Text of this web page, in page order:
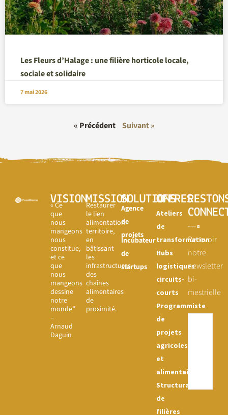
Les Fleurs d’Halage : une filière horticole locale,
sociale et solidaire
7 mai 2026
« Précédent Suivant »
VISION
« Ce
que
nous
mangeons
nous
constitue,
et ce
que
nous
mangeons
dessine
notre
monde”
–
Arnaud
Daguin
MISSION
Restaurer
le lien
alimentation-
territoire,
en
bâtissant
les
infrastructures
des
chaînes
alimentaires
de
proximité.
SOLUTIONS
Agence
de
projets
Incubateur
de
startups
OFFRES
Ateliers
de
transformation
Hubs
logistiques
circuits-
courts
Programmiste
de
projets
agricoles
et
alimentaires
Structuration
de
filières
Recevoir
notre
newsletter
bi-
mestrielle